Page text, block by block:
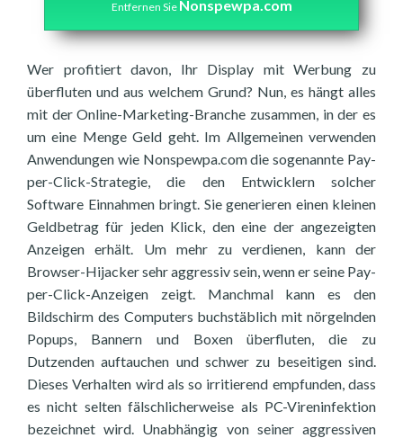
Entfernen Sie Nonspewpa.com
Wer profitiert davon, Ihr Display mit Werbung zu
überfluten und aus welchem Grund? Nun, es hängt alles
mit der Online-Marketing-Branche zusammen, in der es
um eine Menge Geld geht. Im Allgemeinen verwenden
Anwendungen wie Nonspewpa.com die sogenannte Pay-
per-Click-Strategie, die den Entwicklern solcher
Software Einnahmen bringt. Sie generieren einen kleinen
Geldbetrag für jeden Klick, den eine der angezeigten
Anzeigen erhält. Um mehr zu verdienen, kann der
Browser-Hijacker sehr aggressiv sein, wenn er seine Pay-
per-Click-Anzeigen zeigt. Manchmal kann es den
Bildschirm des Computers buchstäblich mit nörgelnden
Popups, Bannern und Boxen überfluten, die zu
Dutzenden auftauchen und schwer zu beseitigen sind.
Dieses Verhalten wird als so irritierend empfunden, dass
es nicht selten fälschlicherweise als PC-Vireninfektion
bezeichnet wird. Unabhängig von seiner aggressiven